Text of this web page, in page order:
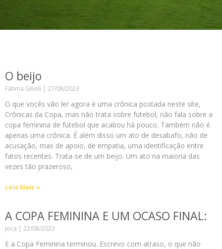
O beijo
Fátima Gilioli 27/08/2023
O que vocês vão ler agora é uma crônica postada neste site,
Crônicas da Copa, mas não trata sobre futebol, não fala sobre a
copa feminina de futebol que acabou há pouco. Também não é
apenas uma crônica. É além disso um ato de desabafo, não de
acusação, mas de apoio, de empatia, uma identificação entre
fatos recentes. Trata-se de um beijo. Um ato na maioria das
vezes tão prazeroso,
Leia Mais »
A COPA FEMININA E UM OCASO FINAL:
Joca 22/08/2023
E a Copa Feminina terminou. Escrevo com atraso, o que não